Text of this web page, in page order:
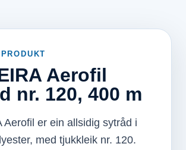
Aerofil
nr. 120, 400 m
Aerofil er ein allsidig sytråd i
med tjukkleik nr. 120.